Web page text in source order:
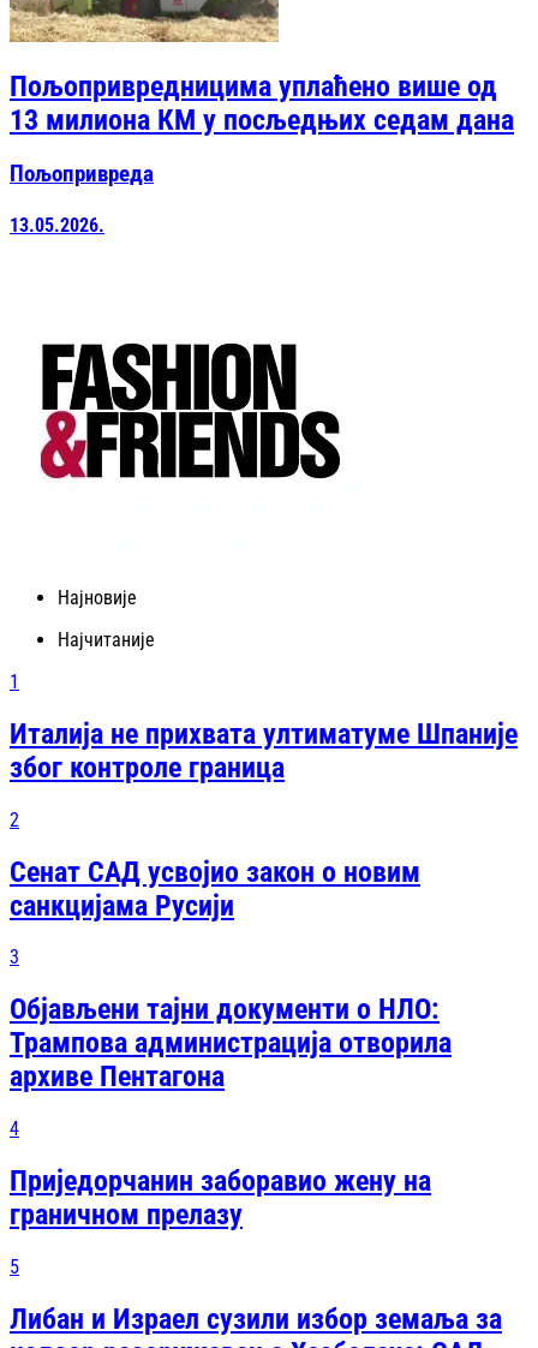
Пољопривредницима уплаћено више од
13 милиона КМ у посљедњих седам дана
Пољопривреда
13.05.2026.
Најновије
Најчитаније
1
Италија не прихвата ултиматуме Шпаније
због контроле граница
2
Сенат САД усвојио закон о новим
санкцијама Русији
3
Објављени тајни документи о НЛО:
Трампова администрација отворила
архиве Пентагона
4
Приједорчанин заборавио жену на
граничном прелазу
5
Либан и Израел сузили избор земаља за